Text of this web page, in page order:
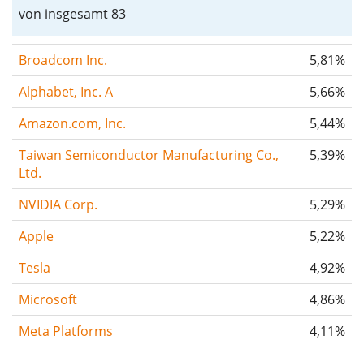
von insgesamt 83
Broadcom Inc.
5,81%
Alphabet, Inc. A
5,66%
Amazon.com, Inc.
5,44%
Taiwan Semiconductor Manufacturing Co.,
Ltd.
5,39%
NVIDIA Corp.
5,29%
Apple
5,22%
Tesla
4,92%
Microsoft
4,86%
Meta Platforms
4,11%